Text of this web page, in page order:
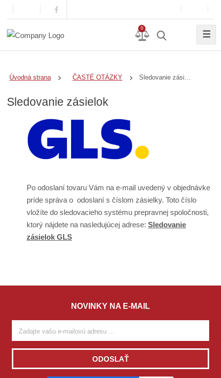
0
☰
Úvodná strana ČASTÉ OTÁZKY
Sledovanie zásielok
Po odoslaní tovaru Vám na e-mail uvedený v objednávke
príde správa o odoslaní s číslom zásielky. Toto číslo
vložíte do sledovacieho systému prepravnej spoločnosti,
ktorý nájdete na nasledujúcej adrese:Sledovanie
zásielok GLS
NOVINKY NA E-MAIL
ODOSLAŤ